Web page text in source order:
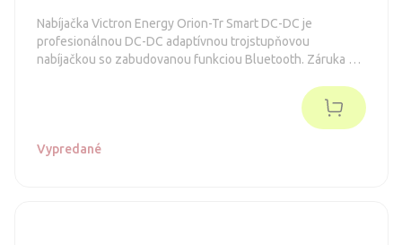
Nabíjačka Victron Energy Orion-Tr Smart DC-DC je
profesionálnou DC-DC adaptívnou trojstupňovou
nabíjačkou so zabudovanou funkciou Bluetooth. Záruka 5
Vypredané